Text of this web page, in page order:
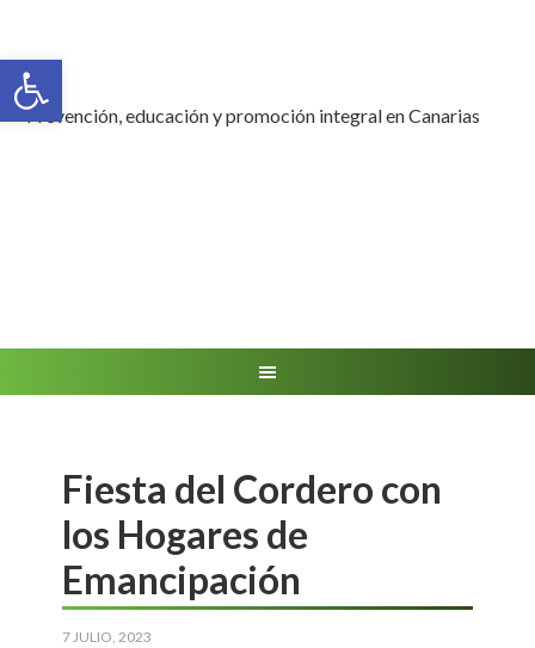
Abrir barra de herramientas
Prevención, educación y promoción integral en Canarias
Fiesta del Cordero con
los Hogares de
Emancipación
7 JULIO, 2023